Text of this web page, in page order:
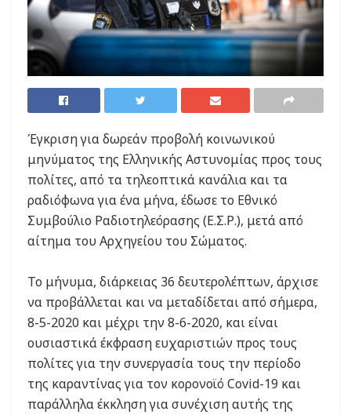
Έγκριση για δωρεάν προβολή κοινωνικού
μηνύματος της Ελληνικής Αστυνομίας προς τους
πολίτες, από τα τηλεοπτικά κανάλια και τα
ραδιόφωνα για ένα μήνα, έδωσε το Εθνικό
Συμβούλιο Ραδιοτηλεόρασης (Ε.Σ.Ρ.), μετά από
αίτημα του Αρχηγείου του Σώματος.
Το μήνυμα, διάρκειας 36 δευτερολέπτων, άρχισε
να προβάλλεται και να μεταδίδεται από σήμερα,
8-5-2020 και μέχρι την 8-6-2020, και είναι
ουσιαστικά έκφραση ευχαριστιών προς τους
πολίτες για την συνεργασία τους την περίοδο
της καραντίνας για τον κορονοϊό Covid-19 και
παράλληλα έκκληση για συνέχιση αυτής της